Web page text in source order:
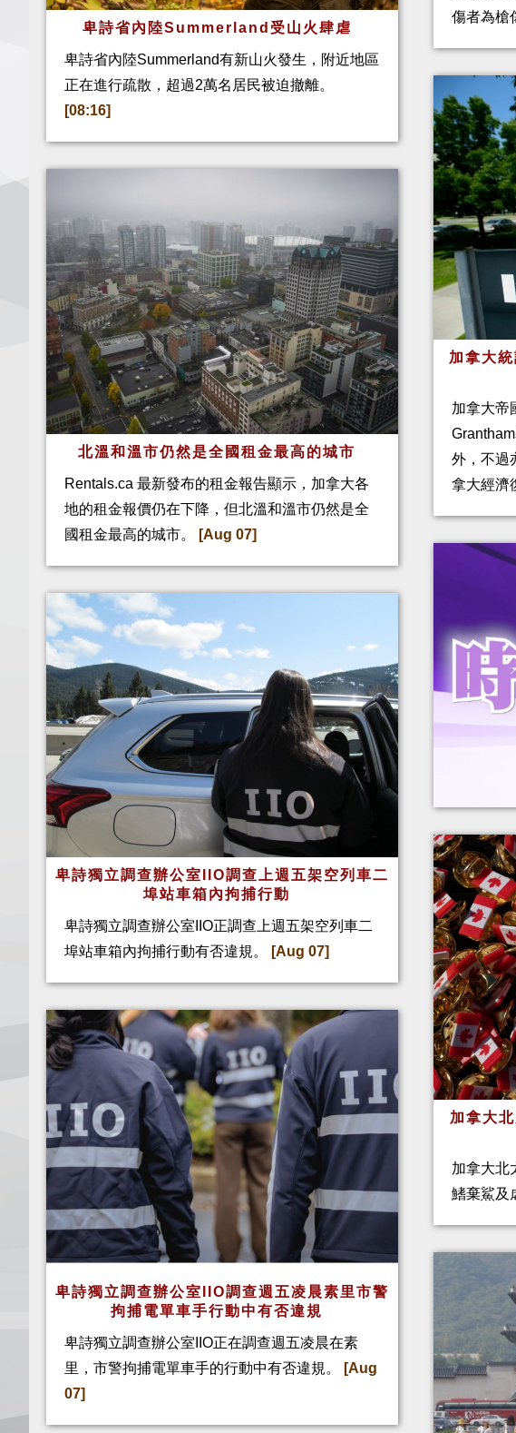
卑詩省內陸Summerland受山火肆虐
卑詩省內陸Summerland有新山火發生，附近地區
正在進行疏散，超過2萬名居民被迫撤離。
[08:16]
北溫和溫市仍然是全國租金最高的城市
Rentals.ca 最新發布的租金報告顯示，加拿大各
地的租金報價仍在下降，但北溫和溫市仍然是全
國租金最高的城市。
[Aug 07]
卑詩獨立調查辦公室IIO調查上週五架空列車二
埠站車箱內拘捕行動
卑詩獨立調查辦公室IIO正調查上週五架空列車二
埠站車箱內拘捕行動有否違規。
[Aug 07]
卑詩獨立調查辦公室IIO調查週五凌晨素里市警
拘捕電單車手行動中有否違規
卑詩獨立調查辦公室IIO正在調查週五凌晨在素
里，市警拘捕電單車手的行動中有否違規。
[Aug
07]
傷者為槍
加拿大
加拿大帝
外，不過
拿大經濟
加拿大
加拿大北
鰭棄鯊及